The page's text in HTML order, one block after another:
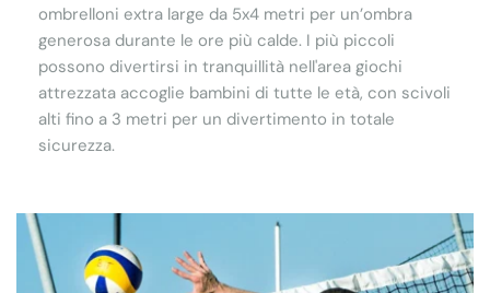
ombrelloni extra large da 5x4 metri per un’ombra
generosa durante le ore più calde. I più piccoli
possono divertirsi in tranquillità nell'area giochi
attrezzata accoglie bambini di tutte le età, con scivoli
alti fino a 3 metri per un divertimento in totale
sicurezza.